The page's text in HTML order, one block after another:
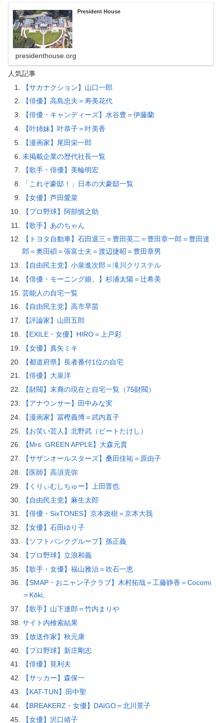
President House
presidenthouse.org
人気記事
【サカナクション】山口一郎
【俳優】高島忠夫＝寿美花代
【俳優・キャンディーズ】水谷豊＝伊藤蘭
【叶姉妹】叶恭子＝叶美香
【漫画家】尾田栄一郎
未掲載企業の歴代社長一覧
【歌手・俳優】美輪明宏
「これぞ豪邸！」日本の大豪邸一覧
【女優】芦田愛菜
【プロ野球】阿部慎之助
【歌手】あのちゃん
【トヨタ自動車】石田退三＝豊田英二＝豊田章一郎＝豊田達
郎＝奥田碩＝張富士夫＝渡辺捷昭＝豊田章男
【自由民主党】小泉進次郎＝滝川クリステル
【俳優・モーニング娘。】杉浦太陽＝辻希美
芸能人の自宅一覧
【自由民主党】高市早苗
【評論家】山田五郎
【EXILE・女優】HIRO＝上戸彩
【女優】真矢ミキ
【都道府県】長者番付1位の自宅
【俳優】大泉洋
【財閥】末裔の現在と自宅一覧（75財閥）
【アナウンサー】田中みな実
【漫画家】冨樫義博＝武内直子
【お笑い芸人】北野武（ビートたけし）
【Mrs. GREEN APPLE】大森元貴
【サザンオールスターズ】桑田佳祐＝原由子
【医師】高須克弥
【くりぃむしちゅー】上田晋也
【自由民主党】麻生太郎
【俳優・SixTONES】京本政樹＝京本大我
【女優】石田ゆり子
【ソフトバンクグループ】孫正義
【プロ野球】立浪和義
【歌手・女優】福山雅治＝吹石一恵
【SMAP・おニャン子クラブ】木村拓哉＝工藤静香＝Cocomi
＝Kōki,
【歌手】山下達郎＝竹内まりや
サイト内検索結果
【放送作家】秋元康
【プロ野球】新庄剛志
【俳優】筧利夫
【サッカー】森保一
【KAT-TUN】田中聖
【BREAKERZ・女優】DAIGO＝北川景子
【女優】沢口靖子